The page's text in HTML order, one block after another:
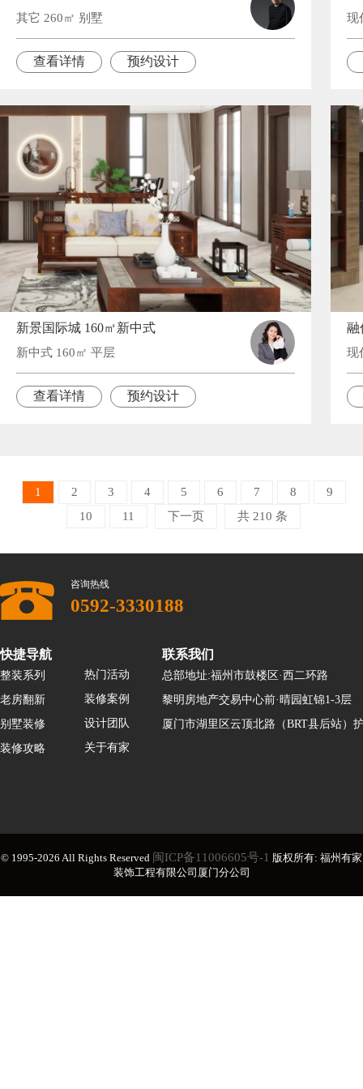
其它 260㎡ 别墅
查看详情 预约设计
现
新景国际城 160㎡新中式
新中式 160㎡ 平层
查看详情 预约设计
融
现
1 2 3 4 5 6 7 8
9
10
11 下一页 共 210 条
咨询热线
0592-3330188
快捷导航
整装系列
老房翻新
别墅装修
装修攻略
热门活动
装修案例
设计团队
关于有家
联系我们
总部地址:福州市鼓楼区·西二环路
黎明房地产交易中心前·晴园虹锦1-3层
厦门市湖里区云顶北路（BRT县后站）
© 1995-2026 All Rights Reserved 闽ICP备11006605号-1 版权所有: 福州有家
装饰工程有限公司厦门分公司